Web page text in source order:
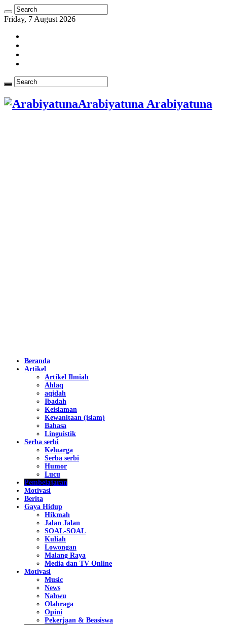
Friday, 7 August 2026
Arabiyatuna Arabiyatuna
Beranda
Artikel
Artikel Ilmiah
Ahlaq
aqidah
Ibadah
Keislaman
Kewanitaan (islam)
Bahasa
Linguistik
Serba serbi
Keluarga
Serba serbi
Humor
Lucu
Pembelajaran
Motivasi
Berita
Gaya Hidup
Hikmah
Jalan Jalan
SOAL-SOAL
Kuliah
Lowongan
Malang Raya
Media dan TV Online
Motivasi
Music
News
Nahwu
Olahraga
Opini
Pekerjaan & Beasiswa